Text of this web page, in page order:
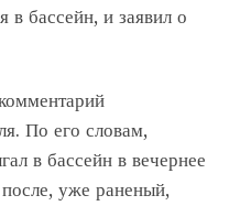
в бассейн, и заявил о
По его словам,
в бассейн в вечернее
уже раненый,